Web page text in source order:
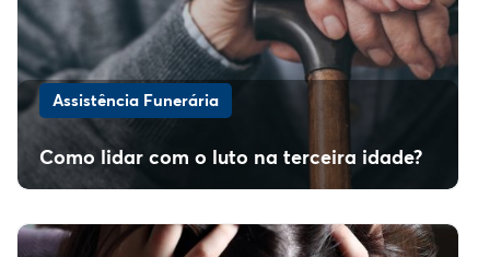
Assistência Funerária
Como lidar com o luto na terceira idade?